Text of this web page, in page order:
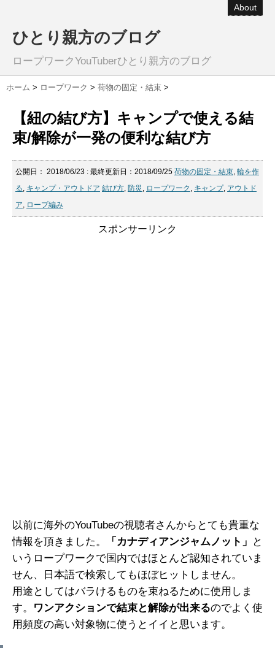
About
ひとり親方のブログ
ロープワークYouTuberひとり親方のブログ
ホーム > ロープワーク > 荷物の固定・結束 >
【紐の結び方】キャンプで使える結
束/解除が一発の便利な結び方
公開日： 2018/06/23 : 最終更新日：2018/09/25 荷物の固定・結束, 輪を作
る, キャンプ・アウトドア 結び方, 防災 , ロープワーク , キャンプ, アウトド
ア, ロープ編み
スポンサーリンク
以前に海外のYouTubeの視聴者さんからとても貴重な
情報を頂きました。
「カナディアンジャムノット」
と
いうロープワークで国内ではほとんど認知されていま
せん、日本語で検索してもほぼヒットしません。
用途としてはバラけるものを束ねるために使用しま
す。
ワンアクションで結束と解除が出来るのでよく使
用頻度の高い対象物に使うとイイと思います。